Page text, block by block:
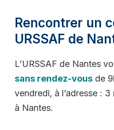
Rencontrer un
URSSAF de
L’URSSAF de Nantes
sans rendez-vous de
vendredi, à l’adresse :
à Nantes.